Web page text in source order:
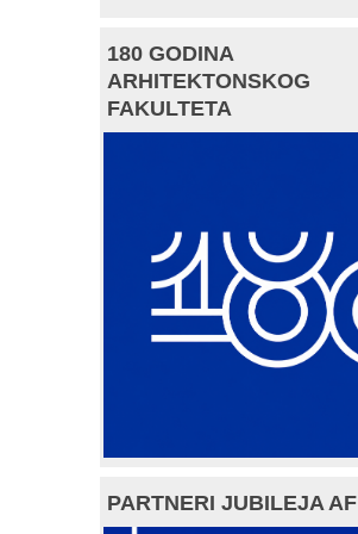
180 GODINA
ARHITEKTONSKOG
FAKULTETA
PARTNERI JUBILEJA AF